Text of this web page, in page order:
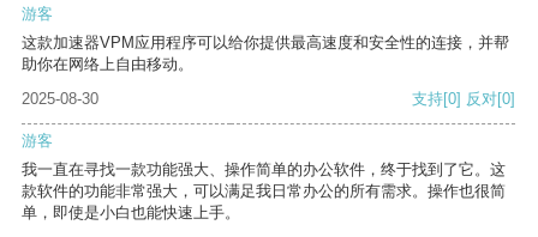
游客
这款加速器VPM应用程序可以给你提供最高速度和安全性的连接，并帮
助你在网络上自由移动。
2025-08-30
支持[0] 反对[0]
游客
我一直在寻找一款功能强大、操作简单的办公软件，终于找到了它。这
款软件的功能非常强大，可以满足我日常办公的所有需求。操作也很简
单，即使是小白也能快速上手。